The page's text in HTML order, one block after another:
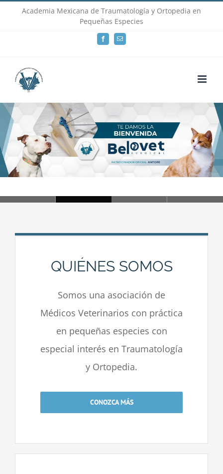
Academia Mexicana de Traumatología y Ortopedia en
Pequeñas Especies
FacebookEmail
Loading...
QUIÉNES SOMOS
Somos una asociación de
Médicos Veterinarios con práctica
en pequeñas especies con
especial interés en Traumatología
y Ortopedia.
CONOZCA MÁS